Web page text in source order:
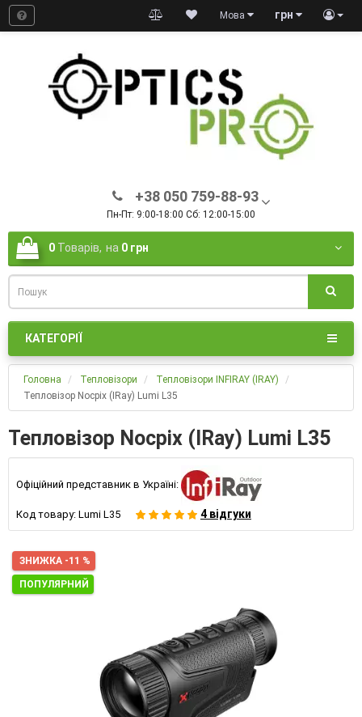
грн
Мова
+38 050 759-88-93
Пн-Пт: 9:00-18:00 Сб: 12:00-15:00
0 Товарів, на 0 грн
КАТЕГОРІЇ
Головна Тепловізори
Тепловізори INFIRAY (IRAY)
Тепловізор Nocpix (IRay) Lumi L35
Тепловізор Nocpix (IRay) Lumi L35
Офіційний представник в Україні:
Код товару: Lumi L35 4 відгуки
ЗНИЖКА -11 %
ПОПУЛЯРНИЙ